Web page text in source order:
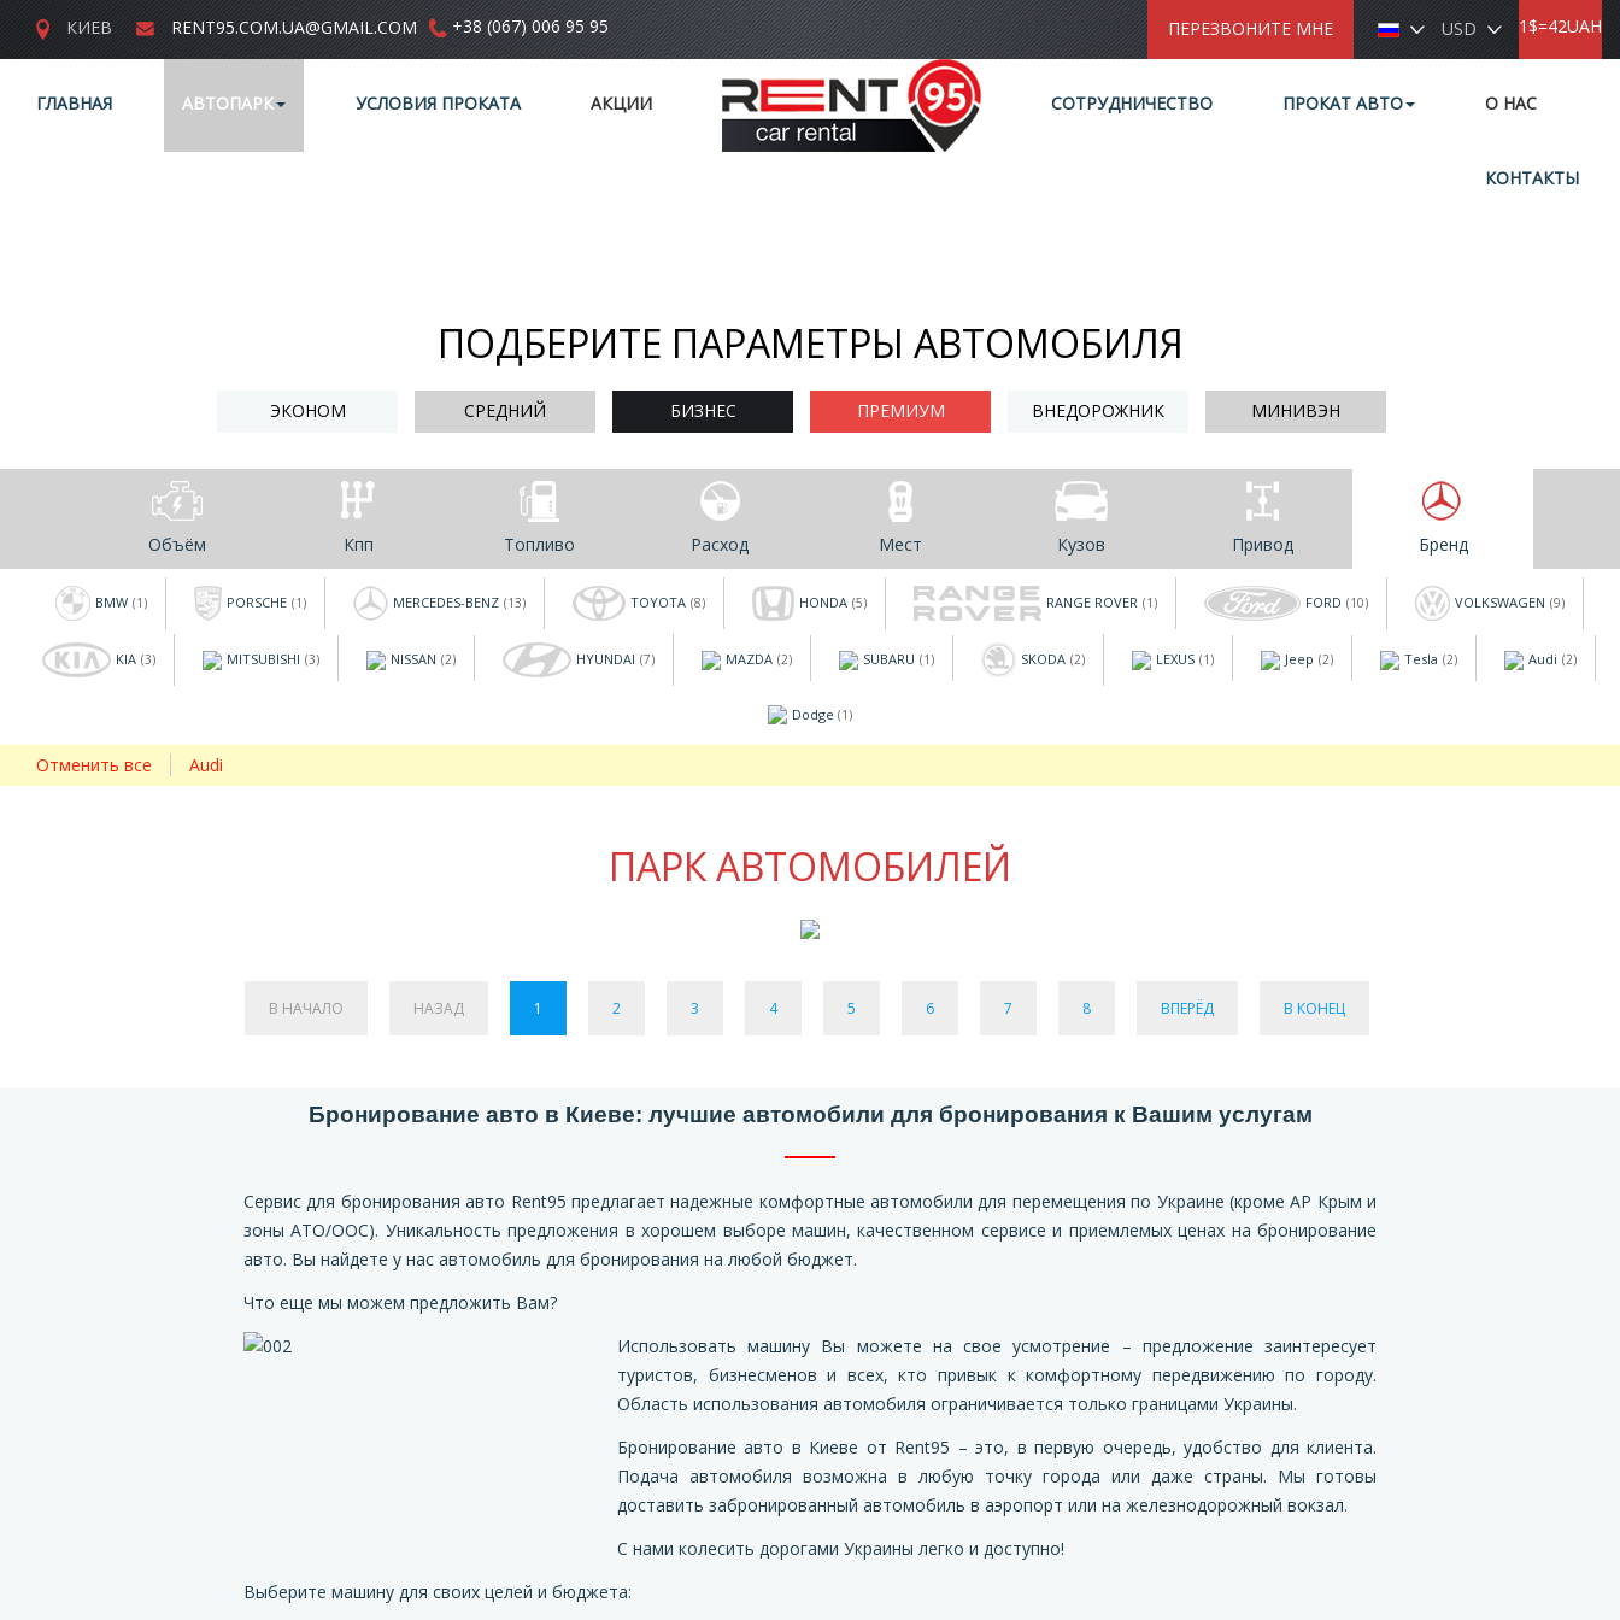
КИЕВ RENT95.COM.UA@GMAIL.COM +38 (067) 006 95 95 ПЕРЕЗВОНИТЕ МНЕ USD 1$=42UAH
ГЛАВНАЯ АВТОПАРК УСЛОВИЯ ПРОКАТА АКЦИИ СОТРУДНИЧЕСТВО ПРОКАТ АВТО О НАС
КОНТАКТЫ
ПОДБЕРИТЕ ПАРАМЕТРЫ АВТОМОБИЛЯ
ЭКОНОМ СРЕДНИЙ БИЗНЕС ПРЕМИУМ ВНЕДОРОЖНИК МИНИВЭН
Объём Кпп Топливо Расход Мест Кузов Привод Бренд
BMW (1) PORSCHE (1) MERCEDES-BENZ (13) TOYOTA (8) HONDA (5) RANGE ROVER (1) FORD (10) VOLKSWAGEN (9)
KIA (3) MITSUBISHI (3) NISSAN (2) HYUNDAI (7) MAZDA (2) SUBARU (1) SKODA (2) LEXUS (1) Jeep (2) Tesla (2) Audi (2)
Dodge (1)
Отменить все Audi
ПАРК АВТОМОБИЛЕЙ
В НАЧАЛО НАЗАД 1 2 3 4 5 6 7 8 ВПЕРЁД В КОНЕЦ
Бронирование авто в Киеве: лучшие автомобили для бронирования к Вашим услугам
Сервис для бронирования авто Rent95 предлагает надежные комфортные автомобили для перемещения по Украине (кроме АР Крым и
зоны АТО/ООС). Уникальность предложения в хорошем выборе машин, качественном сервисе и приемлемых ценах на бронирование
авто. Вы найдете у нас автомобиль для бронирования на любой бюджет.
Что еще мы можем предложить Вам?
Использовать машину Вы можете на свое усмотрение – предложение заинтересует
туристов, бизнесменов и всех, кто привык к комфортному передвижению по городу.
Область использования автомобиля ограничивается только границами Украины.
Бронирование авто в Киеве от Rent95 – это, в первую очередь, удобство для клиента.
Подача автомобиля возможна в любую точку города или даже страны. Мы готовы
доставить забронированный автомобиль в аэропорт или на железнодорожный вокзал.
С нами колесить дорогами Украины легко и доступно!
Выберите машину для своих целей и бюджета: